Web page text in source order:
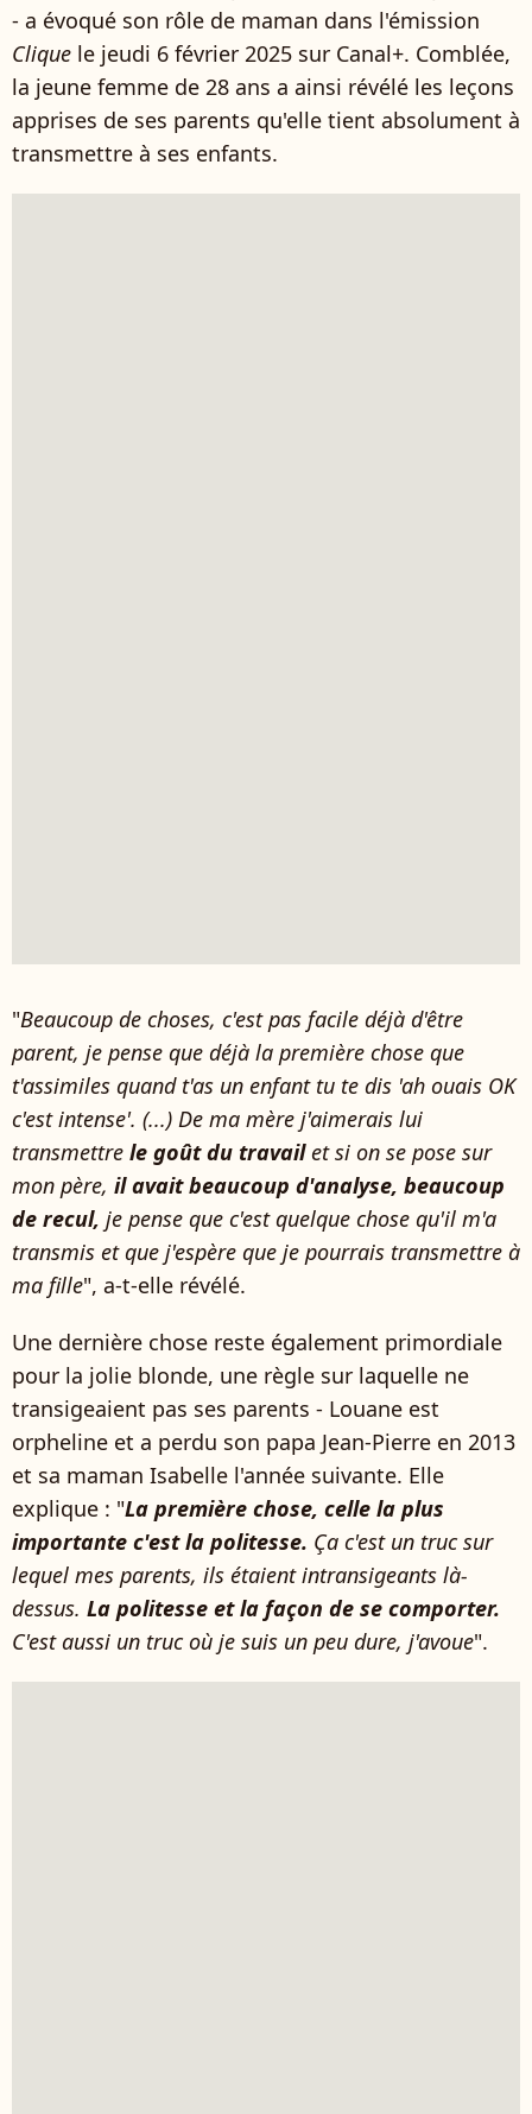
- a évoqué son rôle de maman dans l'émission
Clique le jeudi 6 février 2025 sur Canal+. Comblée,
la jeune femme de 28 ans a ainsi révélé les leçons
apprises de ses parents qu'elle tient absolument à
transmettre à ses enfants.
"Beaucoup de choses, c'est pas facile déjà d'être
parent, je pense que déjà la première chose que
t'assimiles quand t'as un enfant tu te dis 'ah ouais OK
c'est intense'. (...) De ma mère j'aimerais lui
transmettre le goût du travailet si on se pose sur
mon père, il avait beaucoup d'analyse, beaucoup
de recul, je pense que c'est quelque chose qu'il m'a
transmis et que j'espère que je pourrais transmettre à
ma fille", a-t-elle révélé.
Une dernière chose reste également primordiale
pour la jolie blonde, une règle sur laquelle ne
transigeaient pas ses parents - Louane est
orpheline et a perdu son papa Jean-Pierre en 2013
et sa maman Isabelle l'année suivante. Elle
explique : "La première chose, celle la plus
importante c'est la politesse. Ça c'est un truc sur
lequel mes parents, ils étaient intransigeants là-
dessus. La politesse et la façon de se comporter.
C'est aussi un truc où je suis un peu dure, j'avoue".